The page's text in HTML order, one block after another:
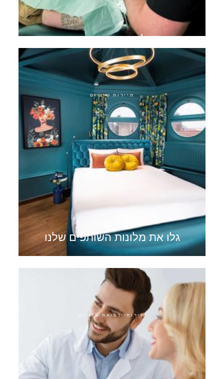
טיפול שורש מיקרוסקופי
תיירות שיניים
גלו את מלונות השותפים שלנו
שירותי רפואת שיניים